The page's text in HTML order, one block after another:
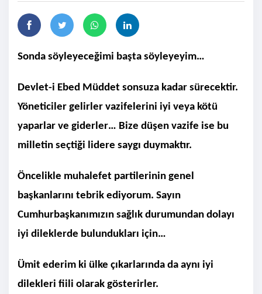
Sonda söyleyeceğimi başta söyleyeyim…
Devlet-i Ebed Müddet sonsuza kadar sürecektir.
Yöneticiler gelirler vazifelerini iyi veya kötü
yaparlar ve giderler… Bize düşen vazife ise bu
milletin seçtiği lidere saygı duymaktır.
Öncelikle muhalefet partilerinin genel
başkanlarını tebrik ediyorum. Sayın
Cumhurbaşkanımızın sağlık durumundan dolayı
iyi dileklerde bulundukları için…
Ümit ederim ki ülke çıkarlarında da aynı iyi
dilekleri fiili olarak gösterirler.